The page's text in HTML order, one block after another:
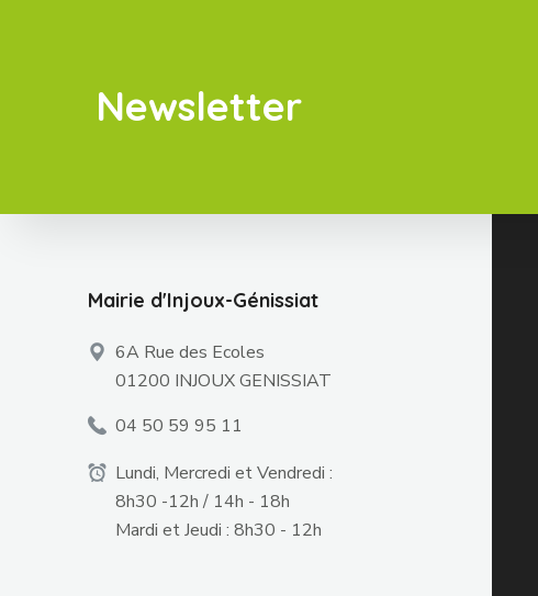
Newsletter
Mairie d'Injoux-Génissiat
6A Rue des Ecoles
01200 INJOUX GENISSIAT
04 50 59 95 11
Lundi, Mercredi et Vendredi :
8h30 -12h / 14h - 18h
Mardi et Jeudi : 8h30 - 12h